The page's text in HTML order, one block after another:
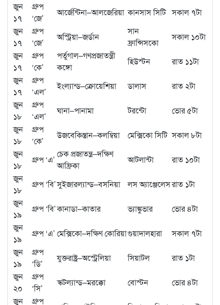
জুন
১৭
গ্রুপ
‘জে’
আর্জেন্টিনা–আলজেরিয়া কানসাস সিটি সকাল ৭টা
জুন
১৭
গ্রুপ
‘জে’
অস্ট্রিয়া–জর্ডান
সান
ফ্রান্সিসকো
সকাল ১০টা
জুন
১৭
গ্রুপ
‘কে’
পর্তুগাল–গণপ্রজাতন্ত্রী
কঙ্গো
হিউস্টন
রাত ১১টা
জুন
১৭
গ্রুপ
‘এল’
ইংল্যান্ড–ক্রোয়েশিয়া ডালাস
রাত ২টা
জুন
১৮
গ্রুপ
‘এল’
ঘানা–পানামা টরন্টো
ভোর ৫টা
জুন
১৮
গ্রুপ
‘কে’
উজবেকিস্তান–কলম্বিয়া মেক্সিকো সিটি সকাল ৮টা
জুন
১৮
গ্রুপ ‘এ’
চেক প্রজাতন্ত্র–দক্ষিণ
আফ্রিকা
আটলান্টা
রাত ১০টা
জুন
১৮
গ্রুপ ‘বি’সুইজারল্যান্ড–বসনিয়া লস অ্যাঞ্জেলেসরাত ১টা
জুন
১৯
গ্রুপ ‘বি’কানাডা–কাতার ভ্যাঙ্কুভার
ভোর ৪টা
জুন
১৯
গ্রুপ ‘এ’ মেক্সিকো–দক্ষিণ কোরিয়াগুয়াদালহারা
সকাল ৭টা
জুন
১৯
গ্রুপ
‘ডি’
যুক্তরাষ্ট্র–অস্ট্রেলিয়া সিয়াটল
রাত ১টা
জুন
২০
গ্রুপ
‘সি’
স্কটল্যান্ড–মরক্কো বোস্টন
ভোর ৪টা
জুন
গ্রুপ